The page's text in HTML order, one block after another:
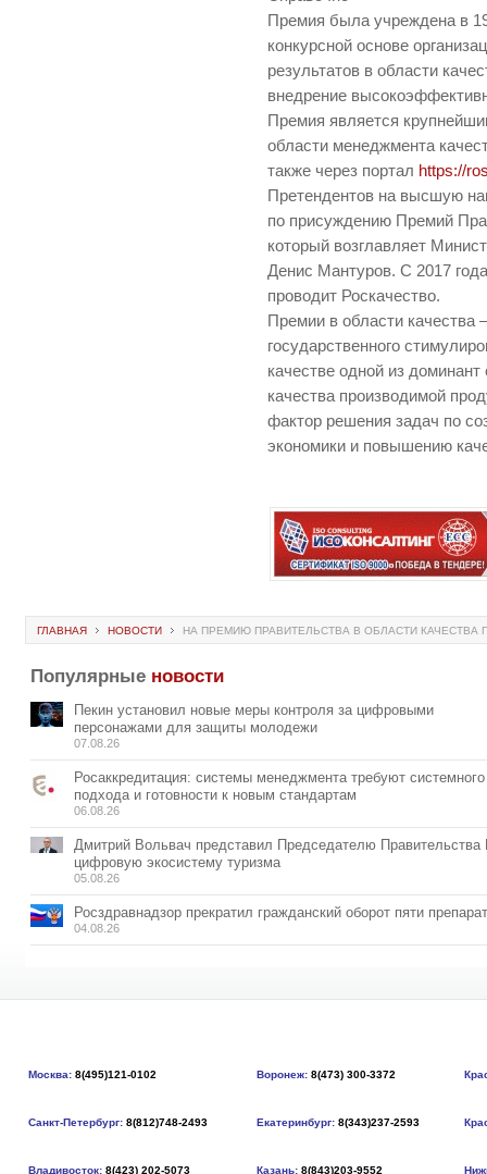
Премия была учреждена в
конкурсной основе
результатов в области
внедрение
Премия является
области менеджмента
также через портал https://
Претендентов на высшую
по присуждению Премий
который возглавляет
Денис Мантуров. С 2017
проводит Роскачество.
Премии в области
государственного
качестве одной из
качества производимой
фактор решения задач по
экономики и повышению
ГЛАВНАЯ НОВОСТИ НА ПРЕМИЮ ПРАВИТЕЛЬСТВА В ОБЛАСТИ КАЧЕСТВА
Популярные новости
Пекин установил новые меры контроля за цифровыми
персонажами для защиты молодежи
07.08.26
Росаккредитация: системы менеджмента требуют системного
подхода и готовности к новым стандартам
06.08.26
Дмитрий Вольвач представил Председателю
цифровую экосистему туризма
05.08.26
Росздравнадзор прекратил гражданский оборот пяти
04.08.26
Москва: 8(495)121-0102 Воронеж: 8(473) 300-3372
Санкт-Петербург: 8(812)748-2493 Екатеринбург: 8(343)237-2593
Владивосток: 8(423) 202-5073 Казань: 8(843)203-9552